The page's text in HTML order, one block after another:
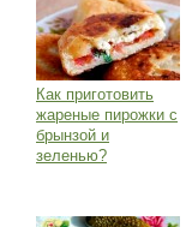
Как приготовить
жареные пирожки с
брынзой и
зеленью?